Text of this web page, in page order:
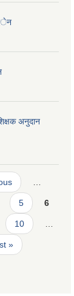
एेन
अनुदान
5 6
10
»